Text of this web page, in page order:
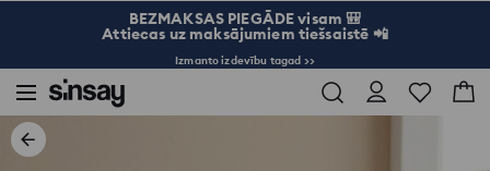
BEZMAKSAS PIEGĀDE visam 🎒
Attiecas uz maksājumiem tiešsaistē 📲
Izmanto izdevību tagad >>